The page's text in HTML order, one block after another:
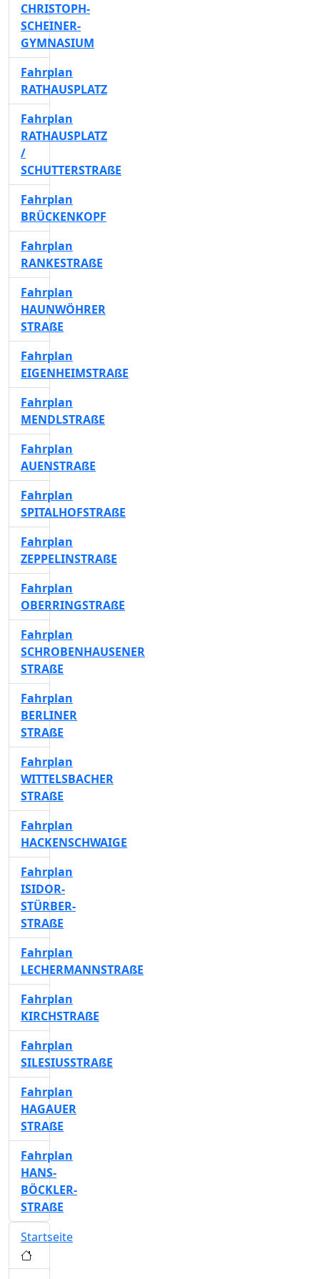
CHRISTOPH-
SCHEINER-
GYMNASIUM
Fahrplan
RATHAUSPLATZ
Fahrplan
RATHAUSPLATZ
/
SCHUTTERSTRAßE
Fahrplan
BRÜCKENKOPF
Fahrplan
RANKESTRAßE
Fahrplan
HAUNWÖHRER
STRAßE
Fahrplan
EIGENHEIMSTRAßE
Fahrplan
MENDLSTRAßE
Fahrplan
AUENSTRAßE
Fahrplan
SPITALHOFSTRAßE
Fahrplan
ZEPPELINSTRAßE
Fahrplan
OBERRINGSTRAßE
Fahrplan
SCHROBENHAUSENER
STRAßE
Fahrplan
BERLINER
STRAßE
Fahrplan
WITTELSBACHER
STRAßE
Fahrplan
HACKENSCHWAIGE
Fahrplan
ISIDOR-
STÜRBER-
STRAßE
Fahrplan
LECHERMANNSTRAßE
Fahrplan
KIRCHSTRAßE
Fahrplan
SILESIUSSTRAßE
Fahrplan
HAGAUER
STRAßE
Fahrplan
HANS-
BÖCKLER-
STRAßE
Startseite